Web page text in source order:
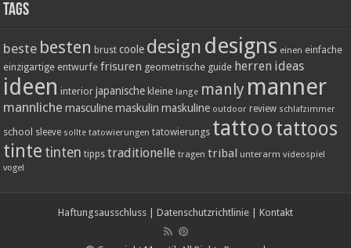
Tags
beste besten brust coole design designs einen einfache
einzigartige entwurfe frisuren geometrische guide herren ideas
ideen interior japanische kleine lange manly manner
mannliche masculine maskulin maskuline outdoor review schlafzimmer
school sleeve sollte tatowierungen tatowierungs tattoo tattoos
tinte tinten tipps traditionelle tragen tribal unterarm videospiel
vogel
Haftungsausschluss | Datenschutzrichtlinie | Kontakt